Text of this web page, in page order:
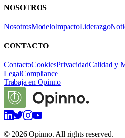
NOSOTROS
NosotrosModeloImpactoLiderazgo
CONTACTO
ContactoCookiesPrivacidadCalidad y
LegalCompliance
Trabaja en Opinno
© 2026 Opinno. All rights reserved.